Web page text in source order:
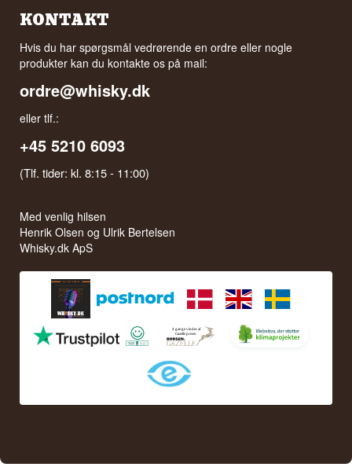
KONTAKT
Hvis du har spørgsmål vedrørende en ordre eller nogle
produkter kan du kontakte os på mail:
ordre@whisky.dk
eller tlf.:
+45 5210 6093
(Tlf. tider: kl. 8:15 - 11:00)
Med venlig hilsen
Henrik Olsen og Ulrik Bertelsen
Whisky.dk ApS